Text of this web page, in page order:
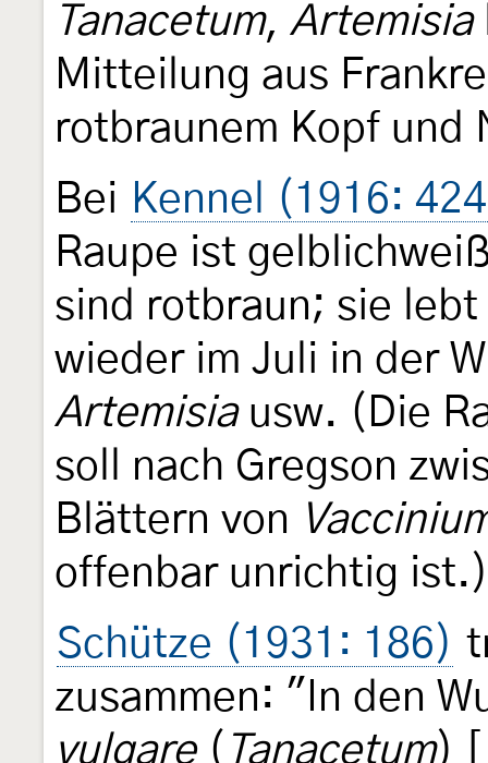
Tanacetum, Artemisia
Mitteilung aus
rotbraunem Kopf und
Bei Kennel (1916:
Raupe ist
sind rotbraun; sie
wieder im Juli in der
Artemisiausw. (Die
soll nach Gregson
Blättern von
offenbar unrichtig
Schütze (1931: 186)
zusammen: "In den
vulgare( Tanacetum) [